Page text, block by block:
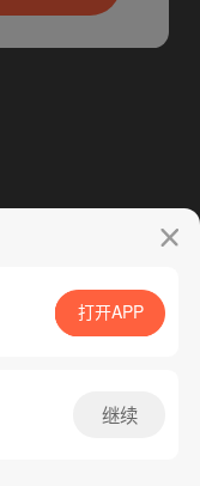
App免费看
打开APP
继续